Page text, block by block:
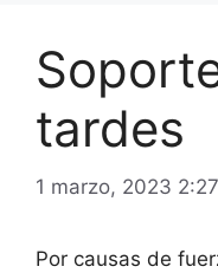
tardes
1 marzo, 2023
Por causas de